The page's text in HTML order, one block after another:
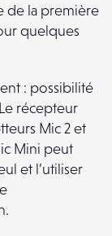
de la première
quelques
: possibilité
récepteur
Mic 2 et
Mini peut
et l’utiliser